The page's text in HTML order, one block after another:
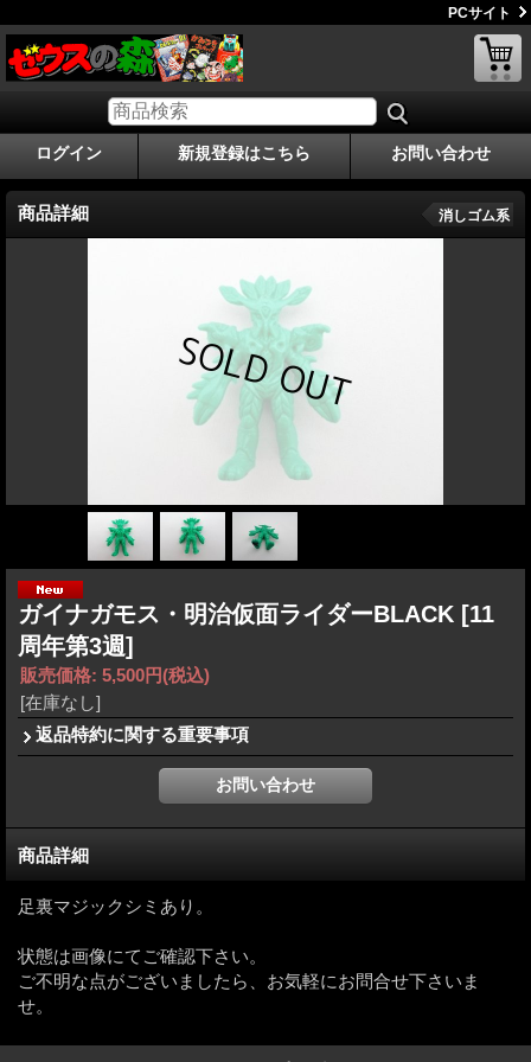
PCサイト
ログイン 新規登録はこちら お問い合わせ
商品詳細 消しゴム系
ガイナガモス・明治仮面ライダーBLACK [11
周年第3週]
販売価格: 5,500円(税込)
[在庫なし]
返品特約に関する重要事項
商品詳細
足裏マジックシミあり。
状態は画像にてご確認下さい。
ご不明な点がございましたら、お気軽にお問合せ下さいま
せ。